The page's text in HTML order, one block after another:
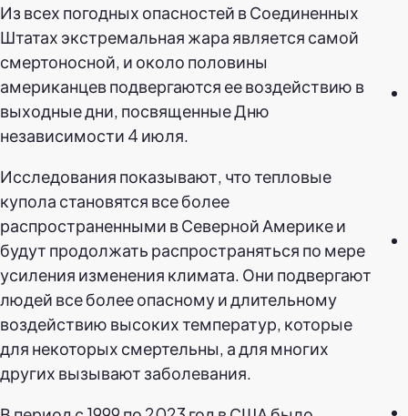
Из всех погодных опасностей в Соединенных
Штатах экстремальная жара является самой
смертоносной, и около половины
американцев подвергаются ее воздействию в
выходные дни, посвященные Дню
независимости 4 июля.
Исследования показывают, что тепловые
купола становятся все более
распространенными в Северной Америке и
будут продолжать распространяться по мере
усиления изменения климата. Они подвергают
людей все более опасному и длительному
воздействию высоких температур, которые
для некоторых смертельны, а для многих
других вызывают заболевания.